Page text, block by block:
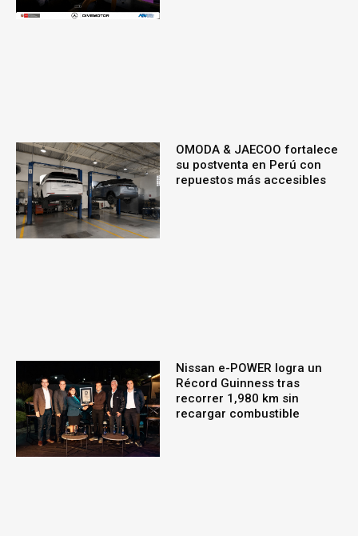
OMODA & JAECOO fortalece
su postventa en Perú con
repuestos más accesibles
Nissan e-POWER logra un
Récord Guinness tras
recorrer 1,980 km sin
recargar combustible